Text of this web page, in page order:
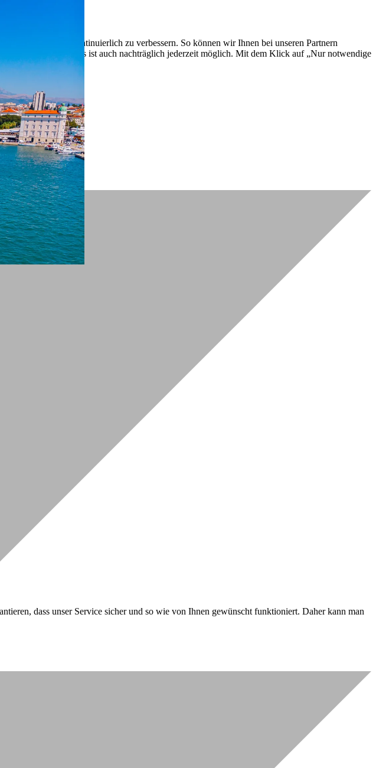
und dieses kontinuierlich zu verbessern. So können wir Ihnen bei unseren Partnern
festlegen. Dies ist auch nachträglich jederzeit möglich. Mit dem Klick auf „Nur notwendige
dass unser Service sicher und so wie von Ihnen gewünscht funktioniert. Daher kann man